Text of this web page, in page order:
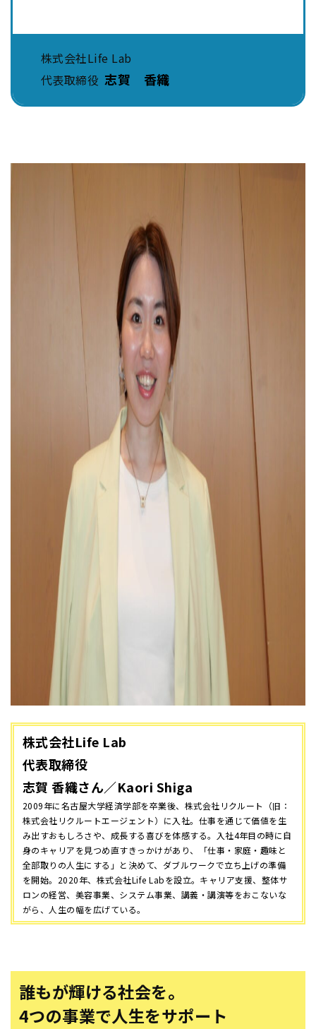
株式会社Life Lab
代表取締役 志賀 香織
株式会社Life Lab
代表取締役
志賀 香織さん／Kaori Shiga
2009年に名古屋大学経済学部を卒業後、株式会社リクルート（旧：
株式会社リクルートエージェント）に入社。仕事を通じて価値を生
み出すおもしろさや、成長する喜びを体感する。入社4年目の時に自
身のキャリアを見つめ直すきっかけがあり、「仕事・家庭・趣味と
全部取りの人生にする」と決めて、ダブルワークで立ち上げの準備
を開始。2020年、株式会社Life Labを設立。キャリア支援、整体サ
ロンの経営、美容事業、システム事業、講義・講演等をおこないな
がら、人生の幅を広げている。
誰もが輝ける社会を。
4つの事業で人生をサポート